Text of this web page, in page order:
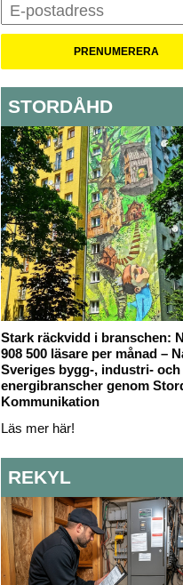
STORDÅHD
Stark räckvidd i branschen:
908 500 läsare per månad –
Sveriges bygg-, industri- och
energibranscher genom
Kommunikation
Läs mer här!
REKYL